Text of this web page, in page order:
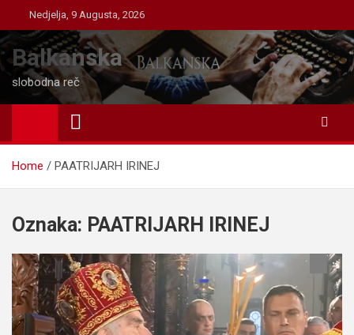
to
content
Nedjelja, 9 Augusta, 2026
Balkanska
slobodna reč
Home PAATRIJARH IRINEJ
Oznaka: PAATRIJARH IRINEJ